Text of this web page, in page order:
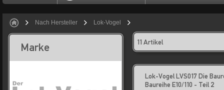
Nach Hersteller Lok-Vogel
Marke 11 Artikel
Lok-Vogel LVS017 Die
Baureihe E10/110 - Teil 2